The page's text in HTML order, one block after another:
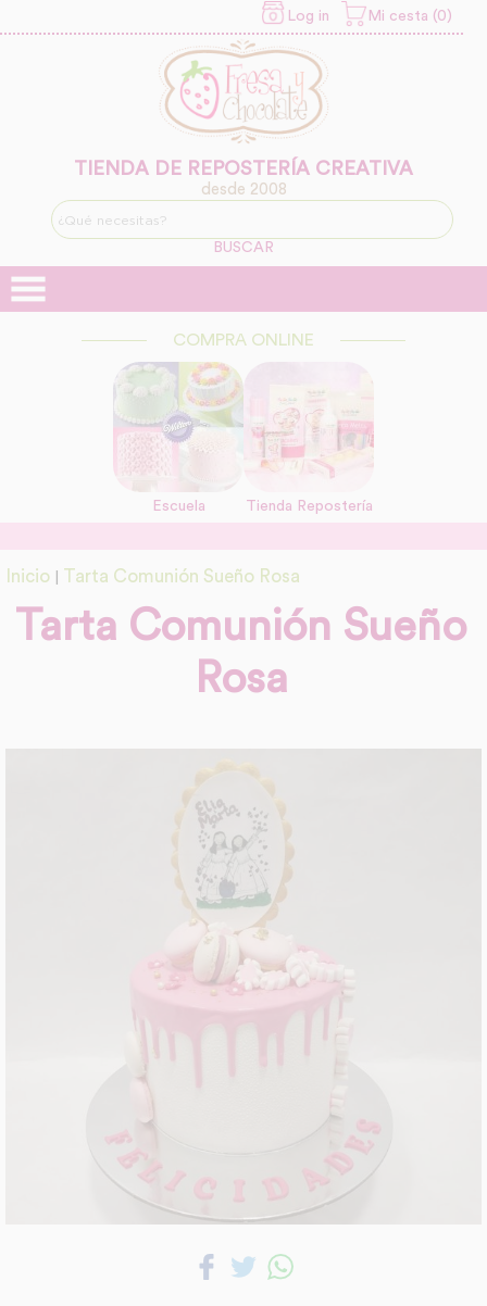
Log in Mi cesta (0)
TIENDA DE REPOSTERÍA CREATIVA
desde 2008
BUSCAR
COMPRA ONLINE
Escuela Tienda Repostería
Inicio Tarta Comunión Sueño Rosa
Tarta Comunión Sueño
Rosa
INFORMACION SOBRE LA
PROTECCIÓN DE TUS
Legitimación:
Destinatarios:
link